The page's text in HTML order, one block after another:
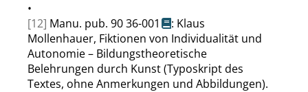
•
[12] Manu. pub. 90 36-001
: Klaus
Mollenhauer, Fiktionen von Individualität und
Autonomie – Bildungstheoretische
Belehrungen durch Kunst (Typoskript des
Textes, ohne Anmerkungen und Abbildungen).